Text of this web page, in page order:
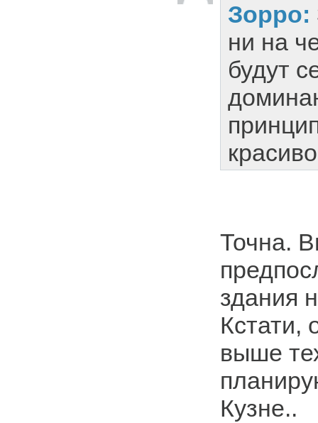
Зорро:
ни на
будут
красиво
Точна.
здания
Кстати,
выше
Кузне..